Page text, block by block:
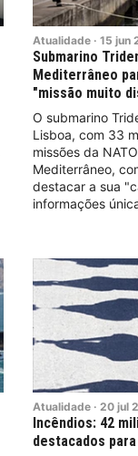
Atualidade · 15 jun
Submarino
Mediterrâneo
"missão muito
O submarino
Lisboa, com 33
missões da
Mediterrâneo,
destacar a sua
informações
Atualidade · 20 jul
Incêndios: 42
destacados